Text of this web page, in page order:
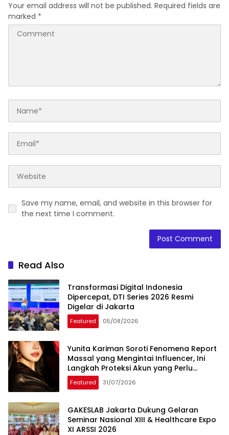
Your email address will not be published. Required fields are
marked *
Save my name, email, and website in this browser for
the next time I comment.
Read Also
Transformasi Digital Indonesia
Dipercepat, DTI Series 2026 Resmi
Digelar di Jakarta
Featured 05/08/2026
Yunita Kariman Soroti Fenomena Report
Massal yang Mengintai Influencer, Ini
Langkah Proteksi Akun yang Perlu
Diketahui
Featured 31/07/2026
GAKESLAB Jakarta Dukung Gelaran
Seminar Nasional XIII & Healthcare Expo
XI ARSSI 2026